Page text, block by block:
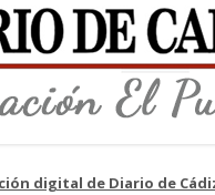
digital de Diario de